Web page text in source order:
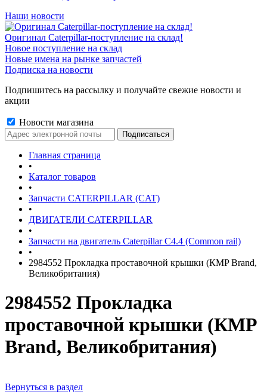
Наши новости
Оригинал Caterpillar-поступление на склад!
Новое поступление на склад
Новые имена на рынке запчастей
Подписка на новости
Подпишитесь на рассылку и получайте свежие новости и
акции
Новости магазина
Главная страница
•
Каталог товаров
•
Запчасти CATERPILLAR (CAT)
•
ДВИГАТЕЛИ CATERPILLAR
•
Запчасти на двигатель Caterpillar С4.4 (Common rail)
•
2984552 Прокладка проставочной крышки (КMP Brand,
Великобритания)
2984552 Прокладка
проставочной крышки (КMP
Brand, Великобритания)
Вернуться в раздел